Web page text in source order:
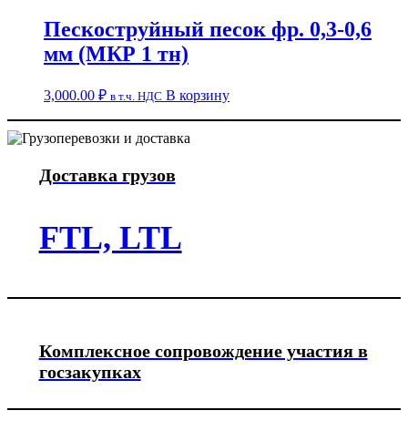
Пескоструйный песок фр. 0,3-0,6
мм (МКР 1 тн)
3,000.00 ₽ в т.ч. НДС В корзину
Доставка грузов
FTL, LTL
Комплексное сопровождение участия в
госзакупках